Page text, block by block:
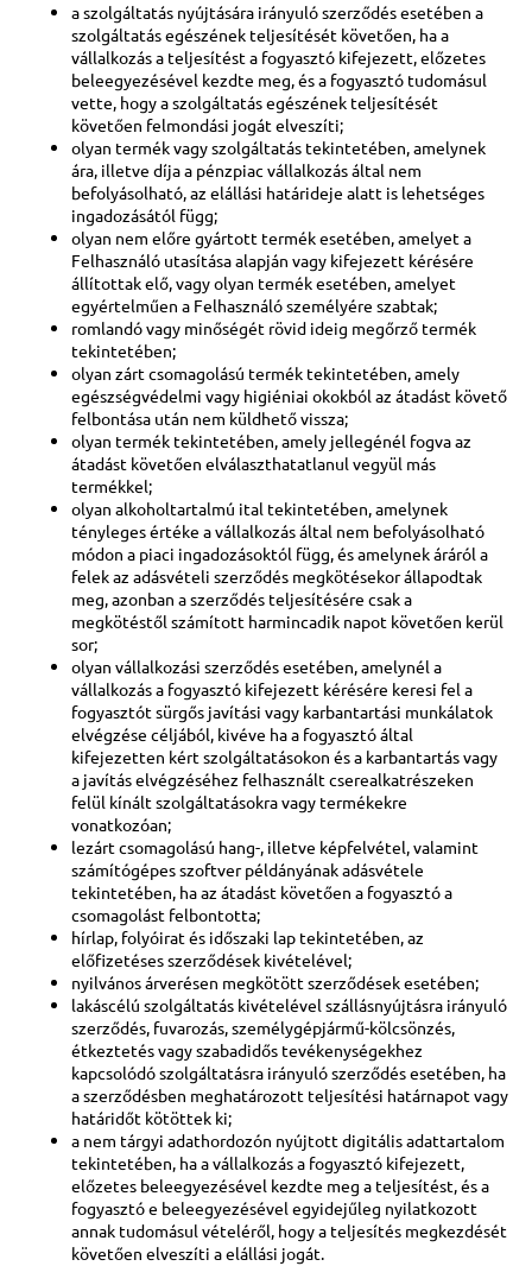
a szolgáltatás nyújtására irányuló szerződés esetében a
szolgáltatás egészének teljesítését követően, ha a
vállalkozás a teljesítést a fogyasztó kifejezett, előzetes
beleegyezésével kezdte meg, és a fogyasztó tudomásul
vette, hogy a szolgáltatás egészének teljesítését
követően felmondási jogát elveszíti;
olyan termék vagy szolgáltatás tekintetében, amelynek
ára, illetve díja a pénzpiac vállalkozás által nem
befolyásolható, az elállási határideje alatt is lehetséges
ingadozásától függ;
olyan nem előre gyártott termék esetében, amelyet a
Felhasználó utasítása alapján vagy kifejezett kérésére
állítottak elő, vagy olyan termék esetében, amelyet
egyértelműen a Felhasználó személyére szabtak;
romlandó vagy minőségét rövid ideig megőrző termék
tekintetében;
olyan zárt csomagolású termék tekintetében, amely
egészségvédelmi vagy higiéniai okokból az átadást követő
felbontása után nem küldhető vissza;
olyan termék tekintetében, amely jellegénél fogva az
átadást követően elválaszthatatlanul vegyül más
termékkel;
olyan alkoholtartalmú ital tekintetében, amelynek
tényleges értéke a vállalkozás által nem befolyásolható
módon a piaci ingadozásoktól függ, és amelynek áráról a
felek az adásvételi szerződés megkötésekor állapodtak
meg, azonban a szerződés teljesítésére csak a
megkötéstől számított harmincadik napot követően kerül
sor;
olyan vállalkozási szerződés esetében, amelynél a
vállalkozás a fogyasztó kifejezett kérésére keresi fel a
fogyasztót sürgős javítási vagy karbantartási munkálatok
elvégzése céljából, kivéve ha a fogyasztó által
kifejezetten kért szolgáltatásokon és a karbantartás vagy
a javítás elvégzéséhez felhasznált cserealkatrészeken
felül kínált szolgáltatásokra vagy termékekre
vonatkozóan;
lezárt csomagolású hang-, illetve képfelvétel, valamint
számítógépes szoftver példányának adásvétele
tekintetében, ha az átadást követően a fogyasztó a
csomagolást felbontotta;
hírlap, folyóirat és időszaki lap tekintetében, az
előfizetéses szerződések kivételével;
nyilvános árverésen megkötött szerződések esetében;
lakáscélú szolgáltatás kivételével szállásnyújtásra irányuló
szerződés, fuvarozás, személygépjármű-kölcsönzés,
étkeztetés vagy szabadidős tevékenységekhez
kapcsolódó szolgáltatásra irányuló szerződés esetében, ha
a szerződésben meghatározott teljesítési határnapot vagy
határidőt kötöttek ki;
a nem tárgyi adathordozón nyújtott digitális adattartalom
tekintetében, ha a vállalkozás a fogyasztó kifejezett,
előzetes beleegyezésével kezdte meg a teljesítést, és a
fogyasztó e beleegyezésével egyidejűleg nyilatkozott
annak tudomásul vételéről, hogy a teljesítés megkezdését
követően elveszíti a elállási jogát.